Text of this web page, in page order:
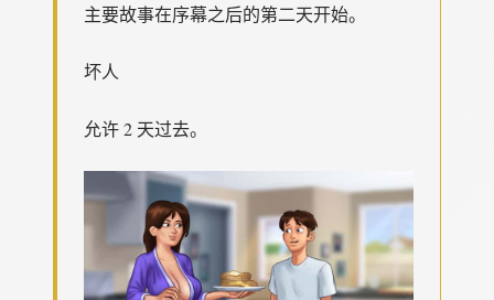
主要故事在序幕之后的第二天开始。
坏人
允许 2 天过去。